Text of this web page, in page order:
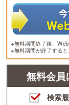
※無料期間終了後、
※無料期間が終了すると
無料会員
検索